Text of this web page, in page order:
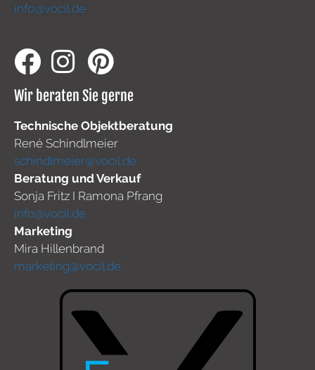
info@vocil.de
Wir beraten Sie gerne
Technische Objektberatung
René Schindlmeier
schindlmeier@vocil.de
Beratung und Verkauf
Sonja Fritz I Ramona Pfrang
info@vocil.de
Marketing
Mira Hillenbrand
marketing@vocil.de